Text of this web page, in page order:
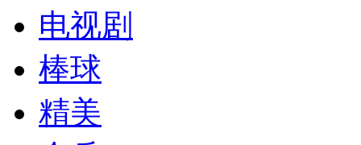
电视剧
棒球
精美